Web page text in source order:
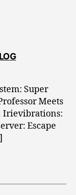
sagt:
Super
Meets
Irievibrations:
Escape